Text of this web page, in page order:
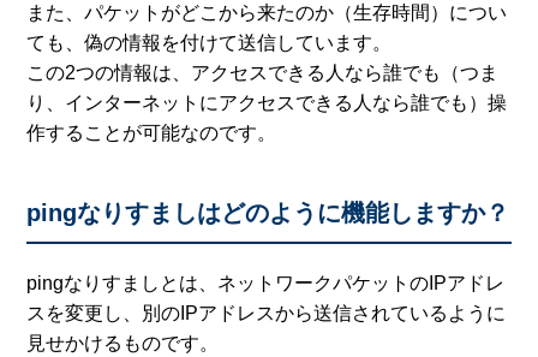
また、パケットがどこから来たのか（生存時間）につい
ても、偽の情報を付けて送信しています。
この2つの情報は、アクセスできる人なら誰でも（つま
り、インターネットにアクセスできる人なら誰でも）操
作することが可能なのです。
pingなりすましはどのように機能しますか？
pingなりすましとは、ネットワークパケットのIPアドレ
スを変更し、別のIPアドレスから送信されているように
見せかけるものです。